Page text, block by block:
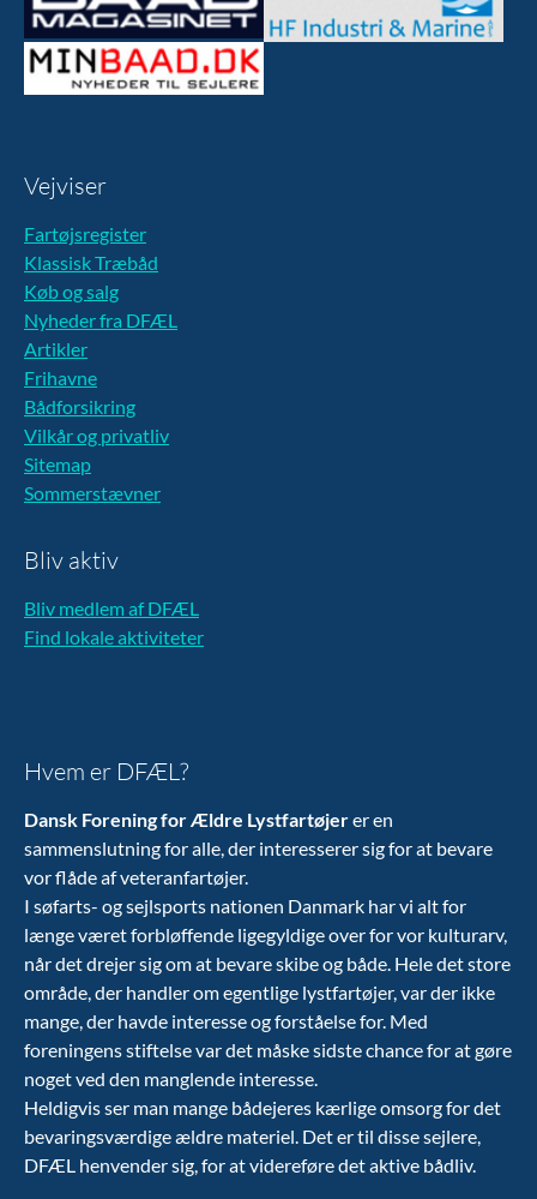
Vejviser
Fartøjsregister
Klassisk Træbåd
Køb og salg
Nyheder fra DFÆL
Artikler
Frihavne
Bådforsikring
Vilkår og privatliv
Sitemap
Sommerstævner
Bliv aktiv
Bliv medlem af DFÆL
Find lokale aktiviteter
Hvem er DFÆL?
Dansk Forening for Ældre Lystfartøjerer en
sammenslutning for alle, der interesserer sig for at bevare
vor flåde af veteranfartøjer.
I søfarts- og sejlsports nationen Danmark har vi alt for
længe været forbløffende ligegyldige over for vor kulturarv,
når det drejer sig om at bevare skibe og både. Hele det store
område, der handler om egentlige lystfartøjer, var der ikke
mange, der havde interesse og forståelse for. Med
foreningens stiftelse var det måske sidste chance for at gøre
noget ved den manglende interesse.
Heldigvis ser man mange bådejeres kærlige omsorg for det
bevaringsværdige ældre materiel. Det er til disse sejlere,
DFÆL henvender sig, for at videreføre det aktive bådliv.